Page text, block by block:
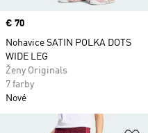
Price
€ 70
Nohavice SATIN POLKA DOTS
WIDE LEG
Ženy Originals
7 farby
Nové